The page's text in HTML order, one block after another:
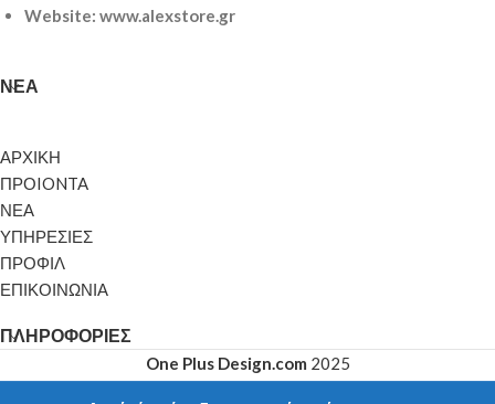
Website: www.alexstore.gr
ΝΈΑ
ΑΡΧΙΚΗ
ΠΡΟIONTA
ΝΕΑ
ΥΠΗΡΕΣΙΕΣ
ΠΡΟΦΙΛ
ΕΠΙΚΟΙΝΩΝΙΑ
ΠΛΗΡΟΦΟΡΊΕΣ
One Plus Design.com 2025